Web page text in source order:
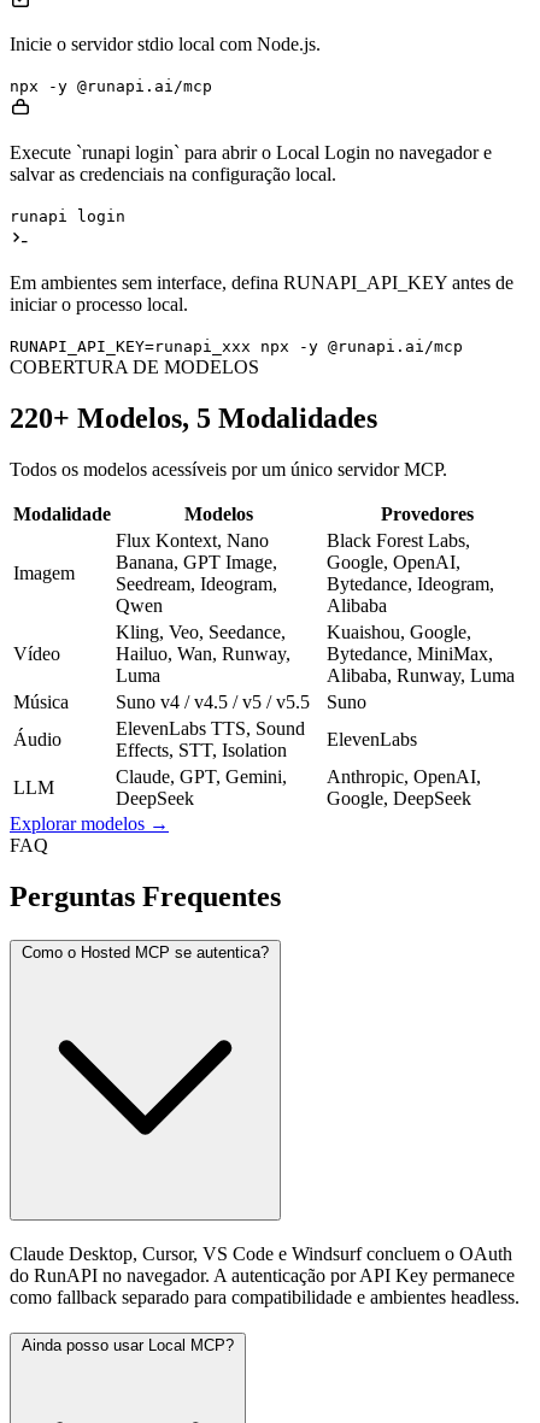
Inicie o servidor stdio local com Node.js.
npx -y @runapi.ai/mcp
Execute `runapi login` para abrir o Local Login no navegador e
salvar as credenciais na configuração local.
runapi login
Em ambientes sem interface, defina RUNAPI_API_KEY antes de
iniciar o processo local.
RUNAPI_API_KEY=runapi_xxx npx -y @runapi.ai/mcp
COBERTURA DE MODELOS
220+ Modelos, 5 Modalidades
Todos os modelos acessíveis por um único servidor MCP.
Modalidade Modelos Provedores
Imagem
Flux Kontext, Nano
Banana, GPT Image,
Seedream, Ideogram,
Qwen
Black Forest Labs,
Google, OpenAI,
Bytedance, Ideogram,
Alibaba
Vídeo
Kling, Veo, Seedance,
Hailuo, Wan, Runway,
Luma
Kuaishou, Google,
Bytedance, MiniMax,
Alibaba, Runway, Luma
Música
Suno v4 / v4.5 / v5 / v5.5
Suno
Áudio
ElevenLabs TTS, Sound
Effects, STT, Isolation
ElevenLabs
LLM
Claude, GPT, Gemini,
DeepSeek
Anthropic, OpenAI,
Google, DeepSeek
Explorar modelos →
FAQ
Perguntas Frequentes
Como o Hosted MCP se autentica?
Claude Desktop, Cursor, VS Code e Windsurf concluem o OAuth
do RunAPI no navegador. A autenticação por API Key permanece
como fallback separado para compatibilidade e ambientes headless.
Ainda posso usar Local MCP?